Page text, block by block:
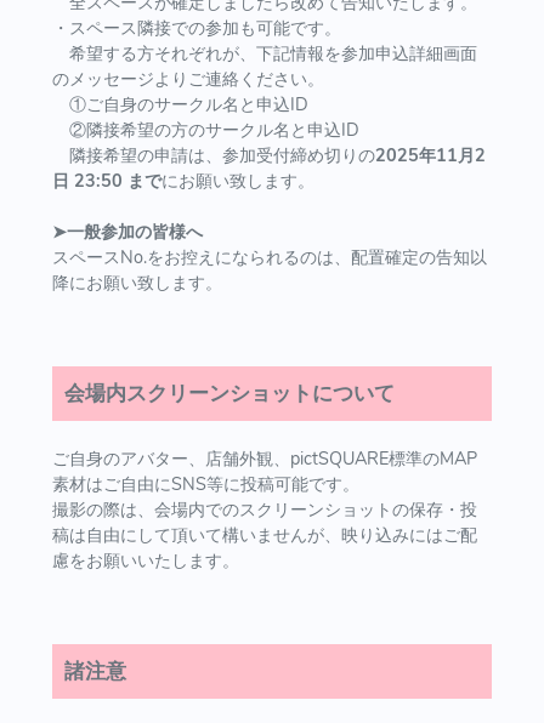
・スペース隣接での参加も可能です。
希望する方それぞれが、下記情報を参加申込詳細画面
のメッセージよりご連絡ください。
①ご自身のサークル名と申込ID
②隣接希望の方のサークル名と申込ID
隣接希望の申請は、参加受付締め切りの2025年11月2
日 23:50 までにお願い致します。
➤一般参加の皆様へ
スペースNo.をお控えになられるのは、配置確定の告知以
降にお願い致します。
会場内スクリーンショットについて
ご自身のアバター、店舗外観、pictSQUARE標準のMAP
素材はご自由にSNS等に投稿可能です。
撮影の際は、会場内でのスクリーンショットの保存・投
稿は自由にして頂いて構いませんが、映り込みにはご配
慮をお願いいたします。
諸注意